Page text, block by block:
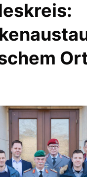
LANDESVORSTAND
ORGANISATION
KREISVERBÄNDE
UND
IM LANDTAG
IN DER
IM BUNDESTAG
EUROPÄISCHEN